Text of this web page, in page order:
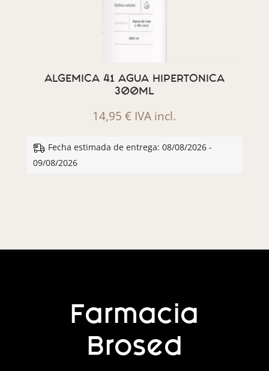
ALGEMICA 41 AGUA HIPERTONICA
300ML
14,95€ IVA incl.
Fecha estimada de entrega: 08/08/2026 -
09/08/2026
Farmacia
Brosed